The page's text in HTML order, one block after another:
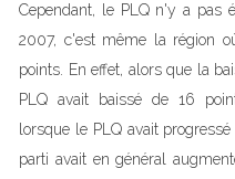
Cependant, le PLQ n'y a pas
2007, c'est même la région
points. En effet, alors que la
PLQ avait baissé de 16
lorsque le PLQ avait
parti avait en général